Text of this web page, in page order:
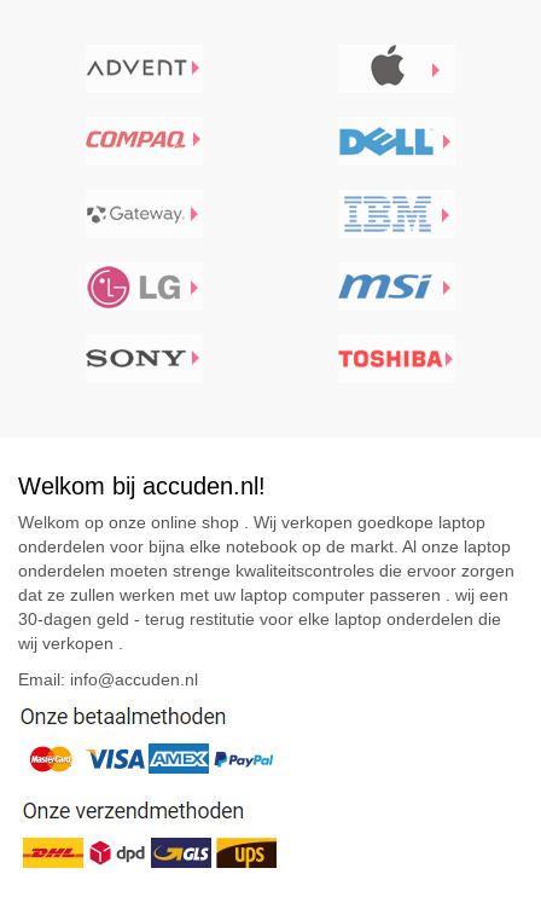
Welkom bij accuden.nl!
Welkom op onze online shop . Wij verkopen goedkope laptop
onderdelen voor bijna elke notebook op de markt. Al onze laptop
onderdelen moeten strenge kwaliteitscontroles die ervoor zorgen
dat ze zullen werken met uw laptop computer passeren . wij een
30-dagen geld - terug restitutie voor elke laptop onderdelen die
wij verkopen .
Email: info@accuden.nl